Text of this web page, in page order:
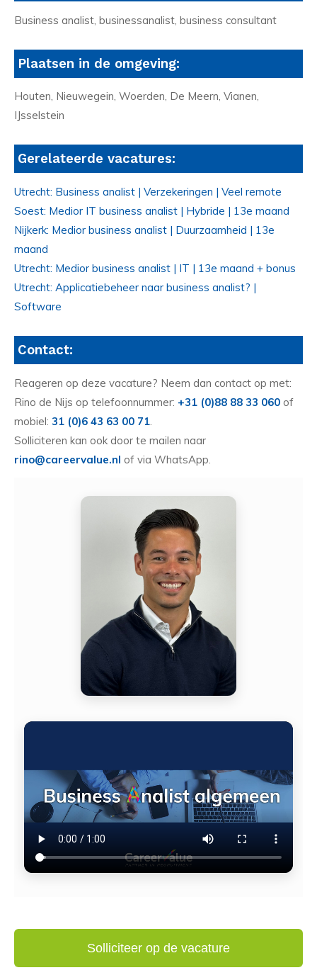
Business analist, businessanalist, business consultant
Plaatsen in de omgeving:
Houten, Nieuwegein, Woerden, De Meern, Vianen,
IJsselstein
Gerelateerde vacatures:
Utrecht: Business analist | Verzekeringen | Veel remote
Soest: Medior IT business analist | Hybride | 13e maand
Nijkerk: Medior business analist | Duurzaamheid | 13e
maand
Utrecht: Medior business analist | IT | 13e maand + bonus
Utrecht: Applicatiebeheer naar business analist? |
Software
Contact:
Reageren op deze vacature? Neem dan contact op met:
Rino de Nijs op telefoonnummer: +31 (0)88 88 33 060 of
mobiel: 31 (0)6 43 63 00 71
Solliciteren kan ook door te mailen naar
rino@careervalue.nl of via WhatsApp.